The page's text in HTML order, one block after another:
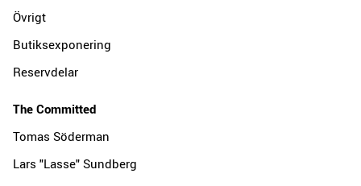
Övrigt
Butiksexponering
Reservdelar
The Committed
Tomas Söderman
Lars "Lasse" Sundberg